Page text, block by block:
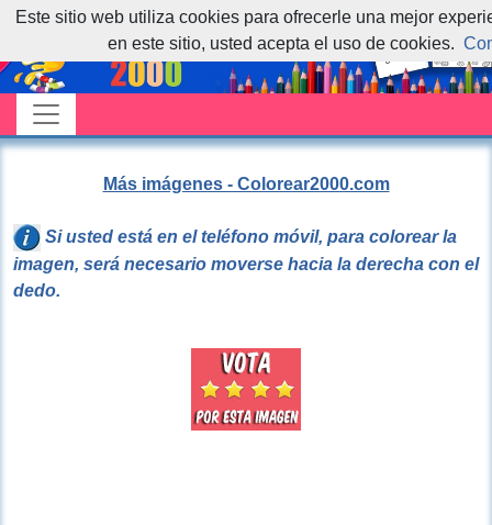
Más imágenes - Colorear2000.com
Si usted está en el teléfono móvil, para colorear la
imagen, será necesario moverse hacia la derecha con el
dedo.
Este sitio web utiliza cookies para ofrecerle una mejor
en este sitio, usted acepta el uso de cookies.